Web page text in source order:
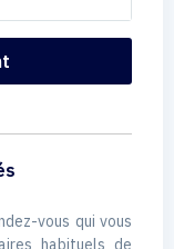
vous qui vous
habituels de